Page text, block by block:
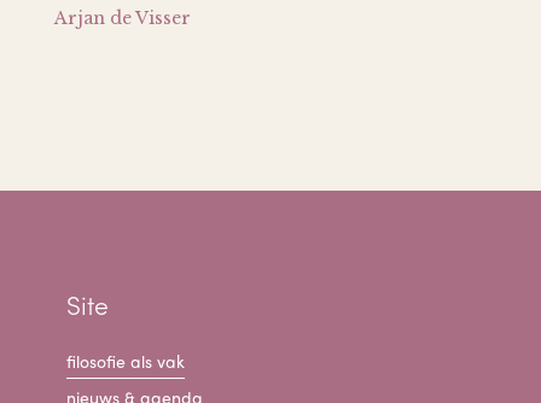
Arjan de Visser
Site
filosofie als vak
nieuws & agenda